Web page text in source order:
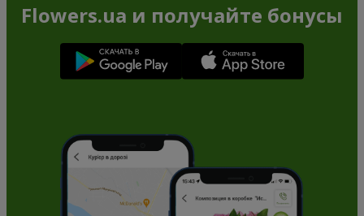
Flowers.ua и получайте бонусы